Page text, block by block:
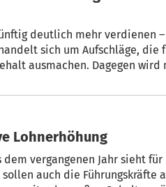
deutlich mehr verdienen
sich um Aufschläge, die
ausmachen. Dagegen wird
 Spitzenbeamte erhalten massive Lohnerhöhung
dem vergangenen Jahr sieht für
auch die Führungskräfte